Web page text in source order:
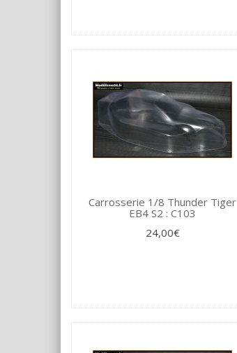
Carrosserie 1/8 Thunder Tiger
EB4 S2 : C103
24,00€